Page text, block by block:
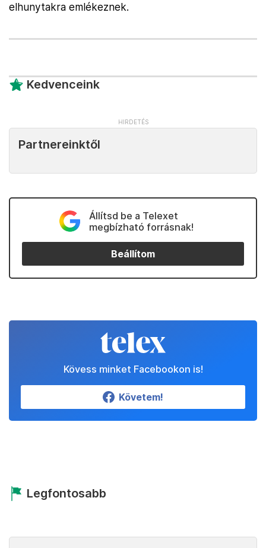
elhunytakra emlékeznek.
Kedvenceink
Partnereinktől
Állítsd be a Telexet
megbízható forrásnak!
Beállítom
Kövess minket Facebookon is!
Követem!
Legfontosabb